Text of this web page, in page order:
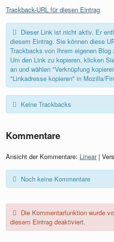
Trackback-URL für diesen Eintrag
Dieser Link ist nicht aktiv. Er
diesem Eintrag. Sie können diese
Trackbacks von Ihrem eigenen
Um den Link zu kopieren, klicken
an und wählen "Verknüpfung
"Linkadresse kopieren" in Mozilla/
Keine Trackbacks
Kommentare
Ansicht der Kommentare: Linear|
Noch keine Kommentare
Die Kommentarfunktion wurde
diesem Eintrag deaktiviert.